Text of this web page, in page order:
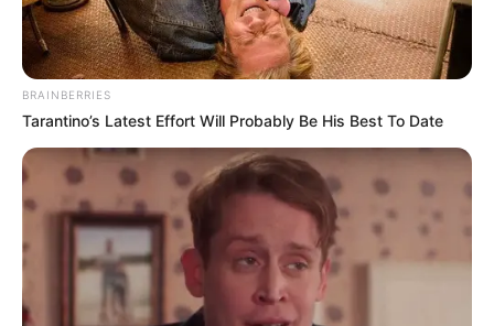
BRAINBERRIES
Tarantino’s Latest Effort Will Probably Be His Best To Date